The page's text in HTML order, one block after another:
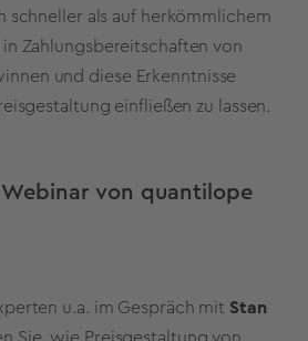
schneller als auf herkömmlichem
Zahlungsbereitschaften von
und diese Erkenntnisse
einfließen zu lassen.
Webinar von quantilope
u.a. im Gespräch mit Stan